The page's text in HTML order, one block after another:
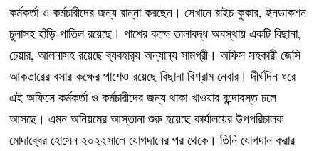
কর্মকর্তা ও কর্মচারীদের জন্য রান্না করছেন। সেখানে রাইচ কুকার, ইনডাকশন
চুলাসহ হাঁড়ি-পাতিল রয়েছে। পাশের কক্ষে তালাবদ্ধ অবস্থায় একটি বিছানা,
চেয়ার, আলনাসহ রয়েছে ব্যবহার‌্য অন্যান্য সামগ্রী। অফিস সহকারী জেসি
আকতারের বসার কক্ষের পাশেও রয়েছে বিছানা বিশ্রাম নেবার। দীর্ঘদিন ধরে
এই অফিসে কর্মকর্তা ও কর্মচারীদের জন্য থাকা-খাওয়ার বন্দোবস্ত চলে
আসছে। এমন অনিয়মের আস্তানা শুরু হয়েছে কার্যালয়ের উপপরিচালক
মোদাব্বের হোসেন ২০২২সালে যোগদানের পর থেকে। তিনি যোগদান করার